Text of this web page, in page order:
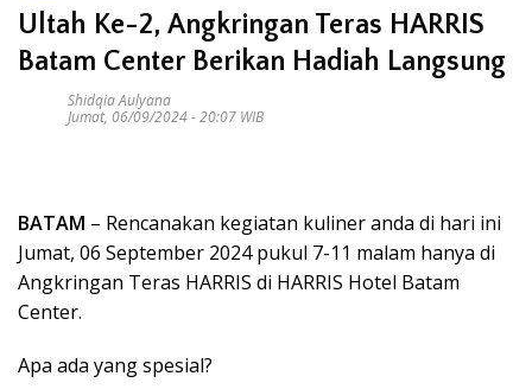
Ultah Ke-2, Angkringan Teras HARRIS
Batam Center Berikan Hadiah Langsung
Shidqia Aulyana
Jumat, 06/09/2024 - 20:07 WIB
BATAM – Rencanakan kegiatan kuliner anda di hari ini
Jumat, 06 September 2024 pukul 7-11 malam hanya di
Angkringan Teras HARRIS di HARRIS Hotel Batam
Center.
Apa ada yang spesial?